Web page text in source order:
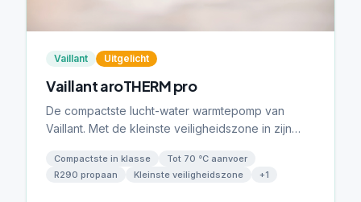
Vaillant Uitgelicht
Vaillant aroTHERM pro
De compactste lucht-water warmtepomp van
Vaillant. Met de kleinste veiligheidszone in zijn
ideaal voor krappe tuinen en smalle zijgevels.
R290 propaan, tot 70 °C aanvoer.
Compactste in klasse
Tot 70 °C aanvoer
R290 propaan
Kleinste veiligheidszone +1